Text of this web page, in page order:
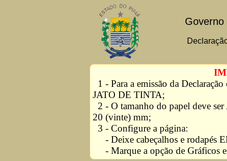
1 - Para a emissão da
JATO DE TINTA;
2 - O tamanho do papel deve
20 (vinte) mm;
3 - Configure a página:
- Deixe cabeçalhos e rodapés
- Marque a opção de Gráficos